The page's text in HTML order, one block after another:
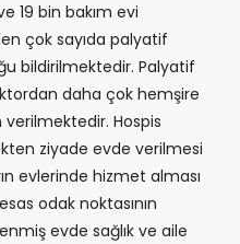
19 bin bakım evi
çok sayıda palyatif
bildirilmektedir. Palyatif
daha çok hemşire
Hospis
ziyade evde verilmesi
evlerinde hizmet alması
odak noktasının
evde sağlık ve aile